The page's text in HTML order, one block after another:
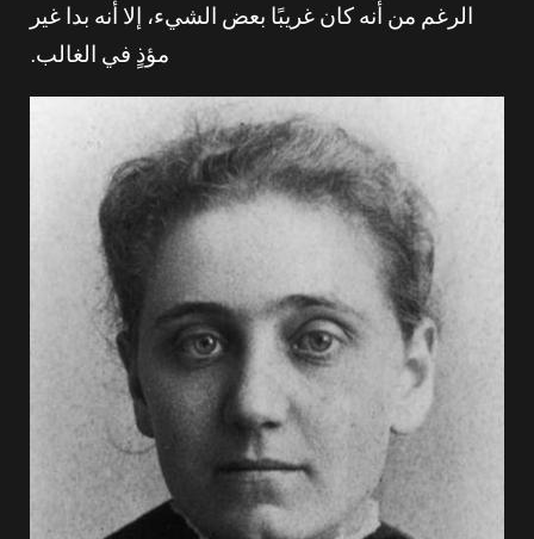
الرغم من أنه كان غريبًا بعض الشيء، إلا أنه بدا غير
مؤذٍ في الغالب.